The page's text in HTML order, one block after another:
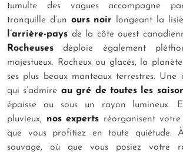
tumulte des vagues accompagne
tranquille d’un ours noir longeant la
l’arrière-pays de la côte ouest
Rocheuses déploie également
majestueux. Rocheux ou glacés, la
ses plus beaux manteaux terrestres. Une
qui s’admire au gré de toutes les
épaisse ou sous un rayon lumineux.
pluvieux, nos experts réorganisent
que vous profitiez en toute quiétude.
sauvage, où que vous posiez votre